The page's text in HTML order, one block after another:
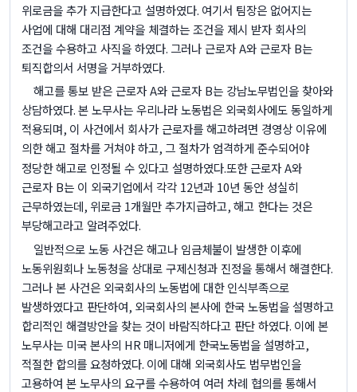
위로금을 추가 지급한다고 설명하였다. 여기서 팀장은 없어지는
사업에 대해 대리점 계약을 체결하는 조건을 제시 받자 회사의
조건을 수용하고 사직을 하였다. 그러나 근로자A와 근로자B는
퇴직합의서 서명을 거부하였다.
해고를 통보 받은 근로자A와 근로자B는 강남노무법인을 찾아와
상담하였다.본 노무사는 우리나라 노동법은 외국회사에도 동일하게
적용되며, 이 사건에서 회사가 근로자를 해고하려면 경영상 이유에
의한 해고 절차를 거쳐야 하고, 그 절차가 엄격하게 준수되어야
정당한 해고로 인정될 수 있다고 설명하였다.또한 근로자A와
근로자B는 이 외국기업에서 각각 12년과 10년 동안 성실히
근무하였는데, 위로금 1개월만 추가지급하고,해고 한다는 것은
부당해고라고 알려주었다.
일반적으로 노동 사건은 해고나 임금체불이 발생한 이후에
노동위원회나 노동청을 상대로 구제신청과 진정을 통해서 해결한다.
그러나 본 사건은 외국회사의 노동법에 대한 인식부족으로
발생하였다고 판단하여, 외국회사의 본사에 한국 노동법을 설명하고
합리적인 해결방안을 찾는 것이 바람직하다고 판단 하였다. 이에 본
노무사는 미국 본사의 HR 매니저에게 한국노동법을 설명하고,
적절한 합의를 요청하였다. 이에 대해 외국회사도 법무법인을
고용하여 본 노무사의 요구를 수용하여 여러 차례 협의를 통해서